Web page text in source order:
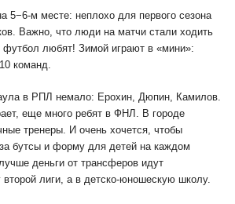
5−6-м месте: неплохо для первого сезона
Важно, что люди на матчи стали ходить
футбол любят! Зимой играют в «мини»:
команд.
в РПЛ немало: Ерохин, Дюпин, Камилов.
еще много ребят в ФНЛ. В городе
тренеры. И очень хочется, чтобы
бутсы и форму для детей на каждом
деньги от трансферов идут
лиги, а в детско-юношескую школу.